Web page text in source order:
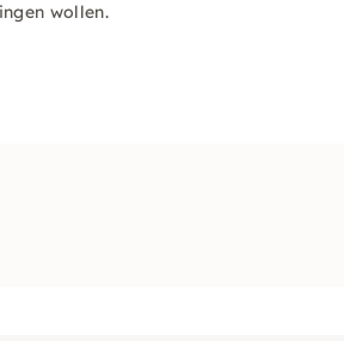
wollen.